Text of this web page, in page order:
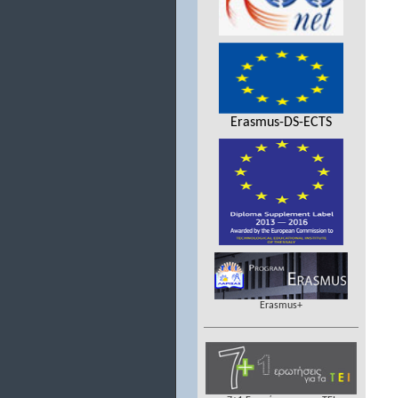
Erasmus-DS-ECTS
Erasmus+